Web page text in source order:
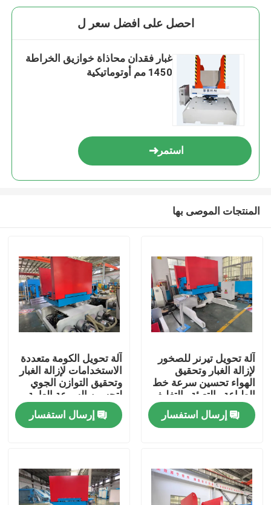
بيت
عرض الواقع الافتراضي
احصل على افضل سعر ل
غبار فقدان محاذاة خوازيق الخراطة
1450 مم أوتوماتيكية
استمر
المنتجات الموصى بها
آلة تحويل تيرنر للصخور
لإزالة الغبار وتحقيق
الهواء تحسين سرعة خط
الطباعة والتعبئة والتغليف
لتلبية متطلبات الإنتاج
الكبيرةإرسال استفسار
آلة تحويل الكومة متعددة
الاستخدامات لإزالة الغبار
وتحقيق التوازن الجوي
لتحسين السرعة العامة
والسرعة في الطباعة
والتغليفإرسال استفسار